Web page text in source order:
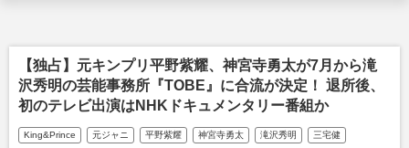
【独占】元キンプリ平野紫耀、神宮寺勇太が7月から滝
沢秀明の芸能事務所『TOBE』に合流が決定！ 退所後、
初のテレビ出演はNHKドキュメンタリー番組か
King&Prince 元ジャニ 平野紫耀 神宮寺勇太 滝沢秀明 三宅健